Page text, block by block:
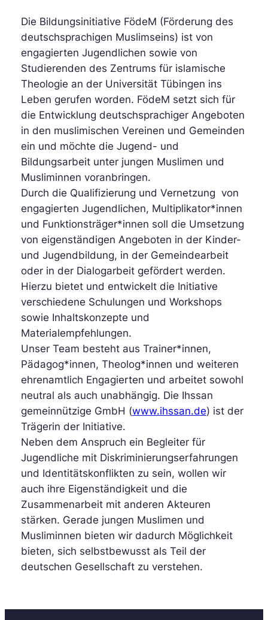
Die Bildungsinitiative FödeM (Förderung des
deutschsprachigen Muslimseins) ist von
engagierten Jugendlichen sowie von
Studierenden des Zentrums für islamische
Theologie an der Universität Tübingen ins
Leben gerufen worden. FödeM setzt sich für
die Entwicklung deutschsprachiger Angeboten
in den muslimischen Vereinen und Gemeinden
ein und möchte die Jugend- und
Bildungsarbeit unter jungen Muslimen und
Musliminnen voranbringen.
Durch die Qualifizierung und Vernetzung von
engagierten Jugendlichen, Multiplikator*innen
und Funktionsträger*innen soll die Umsetzung
von eigenständigen Angeboten in der Kinder-
und Jugendbildung, in der Gemeindearbeit
oder in der Dialogarbeit gefördert werden.
Hierzu bietet und entwickelt die Initiative
verschiedene Schulungen und Workshops
sowie Inhaltskonzepte und
Materialempfehlungen.
Unser Team besteht aus Trainer*innen,
Pädagog*innen, Theolog*innen und weiteren
ehrenamtlich Engagierten und arbeitet sowohl
neutral als auch unabhängig. Die Ihssan
gemeinnützige GmbH (www.ihssan.de) ist der
Trägerin der Initiative.
Neben dem Anspruch ein Begleiter für
Jugendliche mit Diskriminierungserfahrungen
und Identitätskonflikten zu sein, wollen wir
auch ihre Eigenständigkeit und die
Zusammenarbeit mit anderen Akteuren
stärken. Gerade jungen Muslimen und
Musliminnen bieten wir dadurch Möglichkeit
bieten, sich selbstbewusst als Teil der
deutschen Gesellschaft zu verstehen.